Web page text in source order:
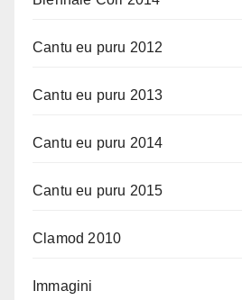
Cantu eu puru 2012
Cantu eu puru 2013
Cantu eu puru 2014
Cantu eu puru 2015
Clamod 2010
Immagini